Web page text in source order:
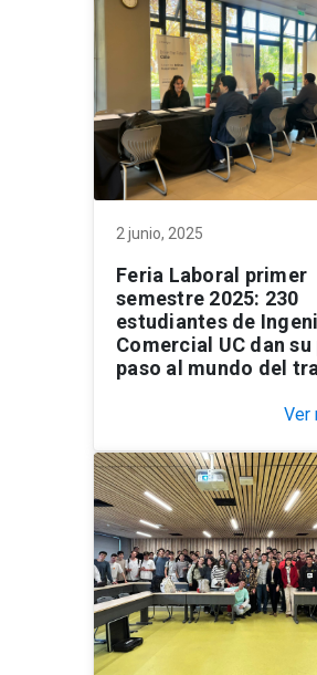
2 junio, 2025
Feria Laboral primer
semestre 2025: 230
estudiantes de
Comercial UC dan
paso al mundo del
Ver